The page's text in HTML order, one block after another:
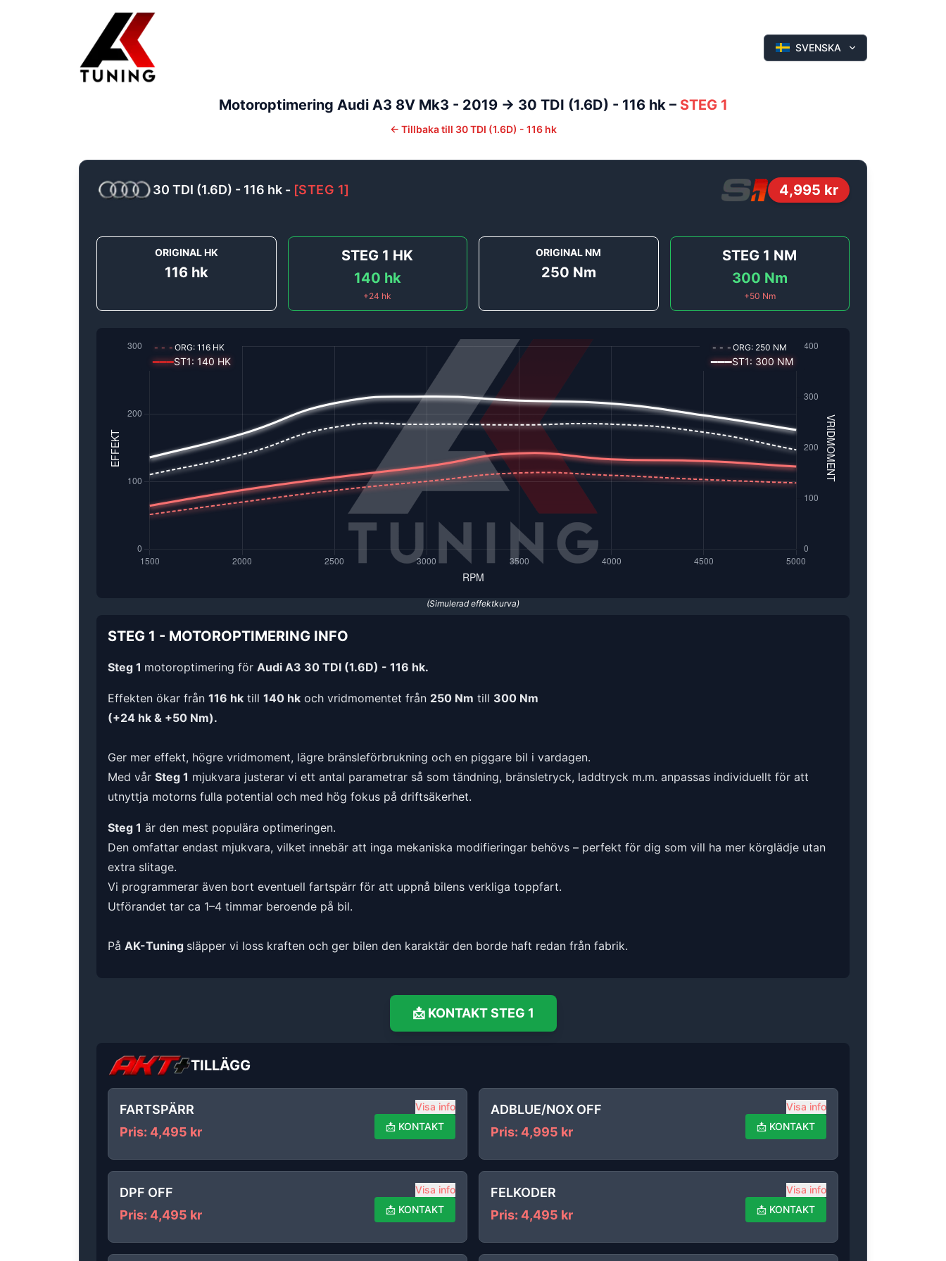
SVENSKA
Motoroptimering Audi A3 8V Mk3 - 2019 -> 30 TDI (1.6D) - 116 hk– STEG 1
← Tillbaka till 30 TDI (1.6D) - 116 hk
30 TDI (1.6D) - 116 hk - [STEG 1] 4,995 kr
ORIGINAL HK
116hk
STEG 1 HK
140 hk
+24 hk
ORIGINAL NM
250 Nm
STEG 1 NM
300 Nm
+50 Nm
---ORG:116 HK
━━━ST1: 140 HK
---ORG: 250 NM
━━━ST1: 300 NM
(Simulerad effektkurva)
STEG 1 - MOTOROPTIMERING INFO
Steg 1 motoroptimering för Audi A3 30 TDI (1.6D) - 116 hk.
Effekten ökar från 116 hk till 140 hk och vridmomentet från 250 Nm till 300 Nm
(+24 hk & +50 Nm).
Ger mer effekt, högre vridmoment, lägre bränsleförbrukning och en piggare bil i vardagen.
Med vår Steg 1 mjukvara justerar vi ett antal parametrar så som tändning, bränsletryck, laddtryck m.m. anpassas individuellt för att
utnyttja motorns fulla potential och med hög fokus på driftsäkerhet.
Steg 1 är den mest populära optimeringen.
Den omfattar endast mjukvara, vilket innebär att inga mekaniska modifieringar behövs – perfekt för dig som vill ha mer körglädje utan
extra slitage.
Vi programmerar även bort eventuell fartspärr för att uppnå bilens verkliga toppfart.
Utförandet tar ca 1–4 timmar beroende på bil.
På AK-Tuning släpper vi loss kraften och ger bilen den karaktär den borde haft redan från fabrik.
📩 KONTAKT STEG 1
TILLÄGG
FARTSPÄRR
Pris: 4,495 kr
Visa info
📩 KONTAKT
ADBLUE/NOX OFF
Pris: 4,995 kr
Visa info
📩 KONTAKT
DPF OFF
Pris: 4,495 kr
Visa info
📩 KONTAKT
FELKODER
Pris: 4,495 kr
Visa info
📩 KONTAKT